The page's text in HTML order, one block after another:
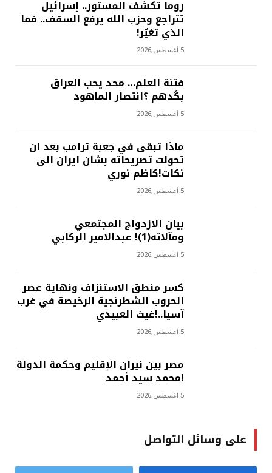
روما تكشف المستور.. إسرائيل
تتراجع وحزب الله يرفع السقف.. فما
الذي تغيّر!
5 أغسطس,2026
فتنة العلم… محد يحب العراق
بگدهم ؟انتصار الماهود
5 أغسطس,2026
ماذا تبقى في جعبة ترامب بعد ان
تحولت تصريحاته بشان ايران الى
نكات!كاظم نوري
5 أغسطس,2026
بيان الازدواج المجتمعي
ومآلاته(1)! عبدالامير الركابي
5 أغسطس,2026
كسر منطق الاستنزاف ونهاية عصر
الحروب الشطرنجية الرخيصة في غرب
آسيا..!غيث العبيدي
5 أغسطس,2026
مصر بين نيران الإقليم وحكمة الدولة
!محمد سيد أحمد
5 أغسطس,2026
على وسائل التواصل